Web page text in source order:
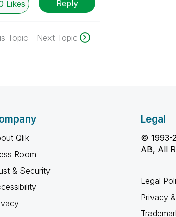
Likes Reply
Topic Next Topic
Qlik
Room
& Security
Legal
© 1993-
AB, All
Legal
Privacy